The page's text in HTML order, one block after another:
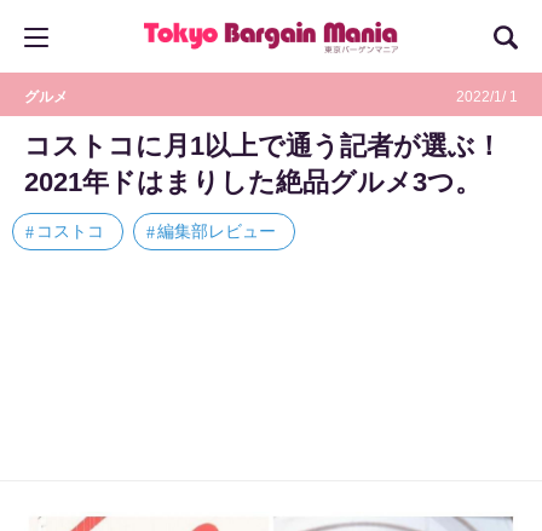
グルメ 2022/1/ 1
コストコに月1以上で通う記者が選ぶ！
2021年ドはまりした絶品グルメ3つ。
コストコ 編集部レビュー